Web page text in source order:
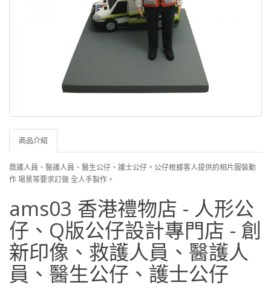
商品介紹
救護人員、醫護人員、醫生公仔、護士公仔 。 公仔根據客人提供的相片服裝動
作 場景等要求訂做 全人手製作。
ams03 香港禮物店 - 人形公
仔、Q版公仔設計專門店 - 創
新印像、救護人員、醫護人
員、醫生公仔、護士公仔